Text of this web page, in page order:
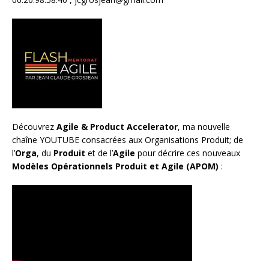
Découvrez Agile & Product Accelerator, ma nouvelle
chaîne YOUTUBE consacrées aux Organisations Produit; de
l’Orga, du Produit et de l’Agile pour décrire ces nouveaux
Modèles Opérationnels Produit et Agile (APOM) :